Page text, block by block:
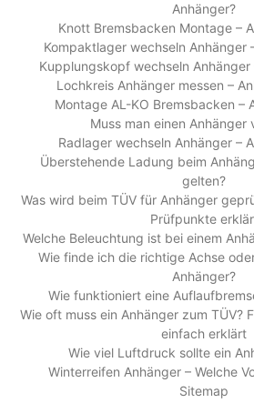
Anhänger?
Knott Bremsbacken Montage –
Kompaktlager wechseln Anhänger
Kupplungskopf wechseln
Lochkreis Anhänger messen –
Montage AL-KO Bremsbacken –
Muss man einen Anhänger
Radlager wechseln Anhänger –
Überstehende Ladung beim
gelten?
Was wird beim TÜV für Anhänger
Prüfpunkte
Welche Beleuchtung ist bei einem
Wie finde ich die richtige Achse
Anhänger?
Wie funktioniert eine
Wie oft muss ein Anhänger zum TÜV?
einfach erklärt
Wie viel Luftdruck sollte ein
Winterreifen Anhänger – Welche
Sitemap